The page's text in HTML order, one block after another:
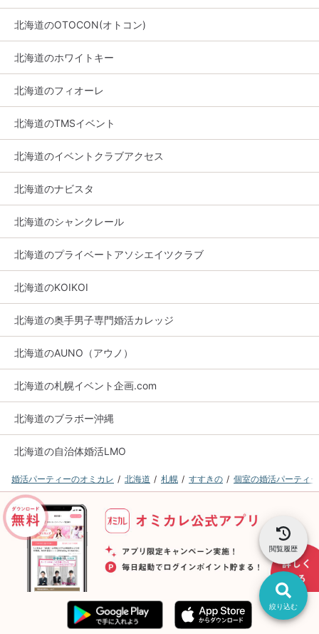
絞り込む
閲覧履歴
北海道のOTOCON(オトコン)
北海道のホワイトキー
北海道のフィオーレ
北海道のTMSイベント
北海道のイベントクラブアクセス
北海道のナビスタ
北海道のシャンクレール
北海道のプライベートアソシエイツクラブ
北海道のKOIKOI
北海道の奥手男子専門婚活カレッジ
北海道のAUNO（アウノ）
北海道の札幌イベント企画.com
北海道のブラボー沖縄
北海道の自治体婚活LMO
婚活パーティーのオミカレ 北海道 札幌 すすきの 個室の婚活パーティー